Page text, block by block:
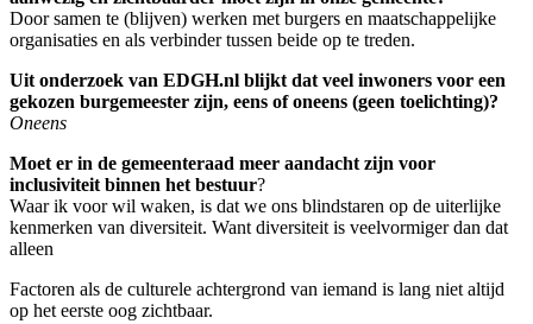
Door samen te (blijven) werken met burgers en maatschappelijke
organisaties en als verbinder tussen beide op te treden.
Uit onderzoek van EDGH.nl blijkt dat veel inwoners voor een
gekozen burgemeester zijn, eens of oneens (geen toelichting)?
Oneens
Moet er in de gemeenteraad meer aandacht zijn voor
inclusiviteit binnen het bestuur?
Waar ik voor wil waken, is dat we ons blindstaren op de uiterlijke
kenmerken van diversiteit. Want diversiteit is veelvormiger dan dat
alleen
Factoren als de culturele achtergrond van iemand is lang niet altijd
op het eerste oog zichtbaar.